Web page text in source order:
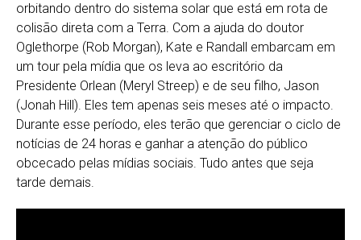
orbitando dentro do sistema solar que está em rota de
colisão direta com a Terra. Com a ajuda do doutor
Oglethorpe (Rob Morgan), Kate e Randall embarcam em
um tour pela mídia que os leva ao escritório da
Presidente Orlean (Meryl Streep) e de seu filho, Jason
(Jonah Hill). Eles tem apenas seis meses até o impacto.
Durante esse período, eles terão que gerenciar o ciclo de
notícias de 24 horas e ganhar a atenção do público
obcecado pelas mídias sociais. Tudo antes que seja
tarde demais.